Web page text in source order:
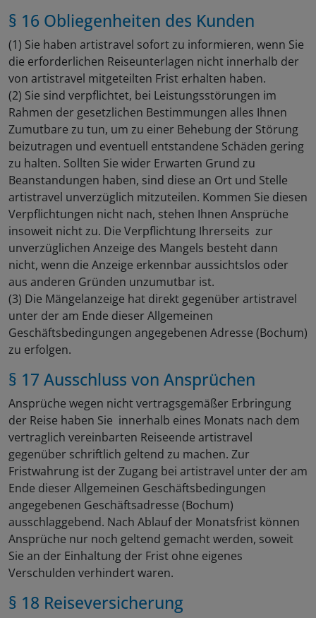
§ 16 Obliegenheiten des Kunden
(1) Sie haben artistravel sofort zu informieren, wenn Sie
die erforderlichen Reiseunterlagen nicht innerhalb der
von artistravel mitgeteilten Frist erhalten haben.
(2) Sie sind verpflichtet, bei Leistungsstörungen im
Rahmen der gesetzlichen Bestimmungen alles Ihnen
Zumutbare zu tun, um zu einer Behebung der Störung
beizutragen und eventuell entstandene Schäden gering
zu halten. Sollten Sie wider Erwarten Grund zu
Beanstandungen haben, sind diese an Ort und Stelle
artistravel unverzüglich mitzuteilen. Kommen Sie diesen
Verpflichtungen nicht nach, stehen Ihnen Ansprüche
insoweit nicht zu. Die Verpflichtung Ihrerseits zur
unverzüglichen Anzeige des Mangels besteht dann
nicht, wenn die Anzeige erkennbar aussichtslos oder
aus anderen Gründen unzumutbar ist.
(3) Die Mängelanzeige hat direkt gegenüber artistravel
unter der am Ende dieser Allgemeinen
Geschäftsbedingungen angegebenen Adresse (Bochum)
zu erfolgen.
§ 17 Ausschluss von Ansprüchen
Ansprüche wegen nicht vertragsgemäßer Erbringung
der Reise haben Sie innerhalb eines Monats nach dem
vertraglich vereinbarten Reiseende artistravel
gegenüber schriftlich geltend zu machen. Zur
Fristwahrung ist der Zugang bei artistravel unter der am
Ende dieser Allgemeinen Geschäftsbedingungen
angegebenen Geschäftsadresse (Bochum)
ausschlaggebend. Nach Ablauf der Monatsfrist können
Ansprüche nur noch geltend gemacht werden, soweit
Sie an der Einhaltung der Frist ohne eigenes
Verschulden verhindert waren.
§ 18 Reiseversicherung